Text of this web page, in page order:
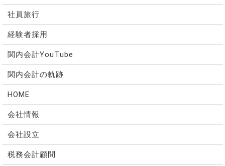
社員旅行
経験者採用
関内会計YouTube
関内会計の軌跡
HOME
会社情報
会社設立
税務会計顧問